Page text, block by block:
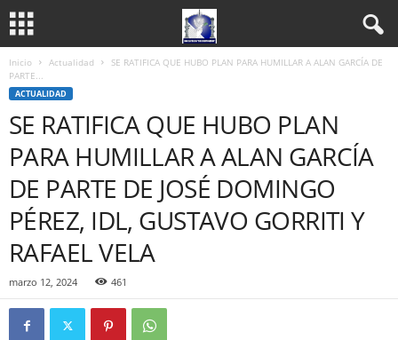
Inicio Actualidad
SE RATIFICA QUE HUBO PLAN PARA HUMILLAR A ALAN GARCÍA DE
PARTE...
ACTUALIDAD
SE RATIFICA QUE HUBO PLAN
PARA HUMILLAR A ALAN GARCÍA
DE PARTE DE JOSÉ DOMINGO
PÉREZ, IDL, GUSTAVO GORRITI Y
RAFAEL VELA
marzo 12, 2024 461